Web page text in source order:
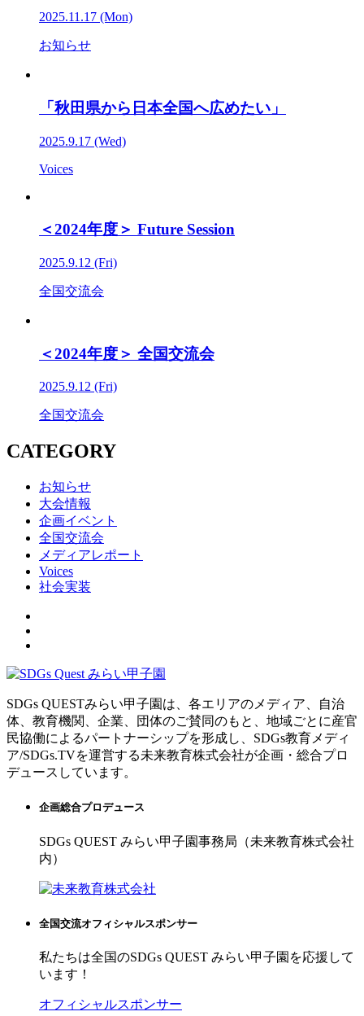
2025.11.17 (Mon)
お知らせ
「秋田県から日本全国へ広めたい」
2025.9.17 (Wed)
Voices
＜2024年度＞ Future Session
2025.9.12 (Fri)
全国交流会
＜2024年度＞ 全国交流会
2025.9.12 (Fri)
全国交流会
CATEGORY
お知らせ
大会情報
企画イベント
全国交流会
メディアレポート
Voices
社会実装
SDGs QUESTみらい甲子園は、各エリアのメディア、自治
体、教育機関、企業、団体のご賛同のもと、地域ごとに産官
民協働によるパートナーシップを形成し、SDGs教育メディ
ア/SDGs.TVを運営する未来教育株式会社が企画・総合プロ
デュースしています。
企画総合プロデュース
SDGs QUEST みらい甲子園事務局（未来教育株式会社
内）
全国交流オフィシャルスポンサー
私たちは全国のSDGs QUEST みらい甲子園を応援して
います！
オフィシャルスポンサー